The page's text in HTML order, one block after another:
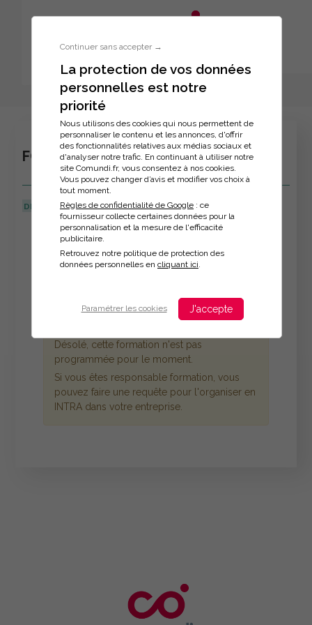
Continuer sans accepter →
La protection de vos données
personnelles est notre
priorité
Nous utilisons des cookies qui nous permettent de
personnaliser le contenu et les annonces, d'offrir
des fonctionnalités relatives aux médias sociaux et
d'analyser notre trafic. En continuant à utiliser notre
site Comundi.fr, vous consentez à nos cookies.
Vous pouvez changer d’avis et modifier vos choix à
tout moment.
Règles de confidentialité de Google : ce
fournisseur collecte certaines données pour la
personnalisation et la mesure de l'efficacité
publicitaire.
Retrouvez notre politique de protection des
données personnelles en cliquant ici
Paramétrer les cookies J'accepte
Inscription à la formation
FORMATION : ETRE MENTOR
DERNIÈRE MISE À JOUR :25/04/2024
Veuillez décrire votre situation
Désolé, cette formation n'est pas
programmée pour le moment.
Si vous êtes responsable formation, vous
pouvez faire une requête pour l'organiser en
INTRA dans votre entreprise.